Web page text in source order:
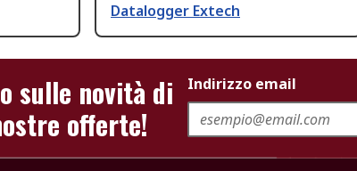
Datalogger Extech
sulle novità di
offerte!
Indirizzo email